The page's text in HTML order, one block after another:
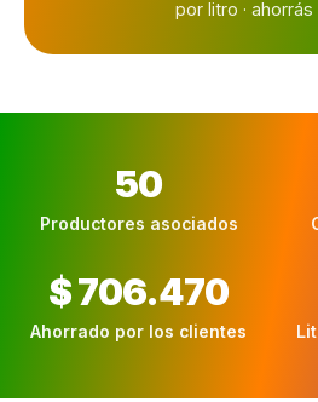
por litro · ahorrás
50
Productores asociados
$ 706.470
Ahorrado por los clientes